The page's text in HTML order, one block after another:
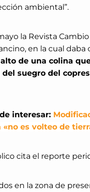
ambiental”.
la Revista
en la cual
de una colina
suegro del
interesar:
«no es volteo de
cita el reporte
en la zona de